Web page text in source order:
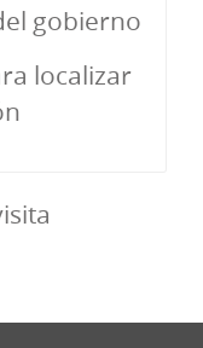
gobierno
localizar